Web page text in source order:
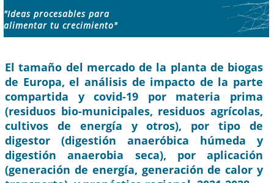
"Ideas procesables para
alimentar tu crecimiento"
El tamaño del mercado de la planta de biogas
de Europa, el análisis de impacto de la parte
compartida y covid-19 por materia prima
(residuos bio-municipales, residuos agrícolas,
cultivos de energía y otros), por tipo de
digestor (digestión anaeróbica húmeda y
digestión anaerobia seca), por aplicación
(generación de energía, generación de calor y